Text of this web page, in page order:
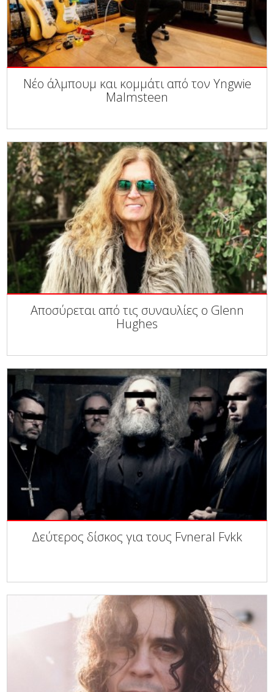
Νέο άλμπουμ και κομμάτι από τον Yngwie
Malmsteen
Αποσύρεται από τις συναυλίες ο Glenn
Hughes
Δεύτερος δίσκος για τους Fvneral Fvkk